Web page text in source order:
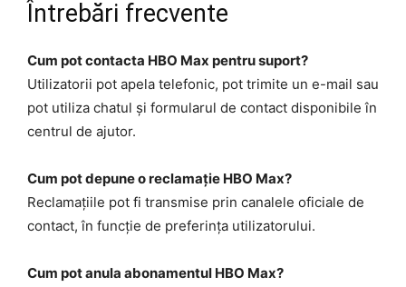
Întrebări frecvente
Cum pot contacta HBO Max pentru suport?
Utilizatorii pot apela telefonic, pot trimite un e-mail sau
pot utiliza chatul și formularul de contact disponibile în
centrul de ajutor.
Cum pot depune o reclamație HBO Max?
Reclamațiile pot fi transmise prin canalele oficiale de
contact, în funcție de preferința utilizatorului.
Cum pot anula abonamentul HBO Max?